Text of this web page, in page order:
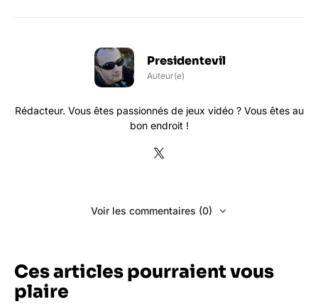
Presidentevil
Auteur(e)
Rédacteur. Vous êtes passionnés de jeux vidéo ? Vous êtes au
bon endroit !
Voir les commentaires (0)
Ces articles pourraient vous
plaire